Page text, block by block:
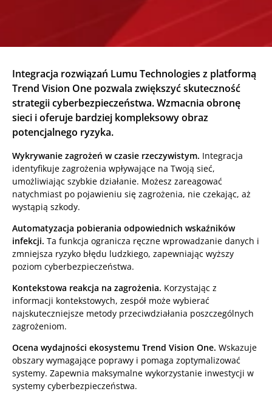
Integracja rozwiązań Lumu Technologies z platformą
Trend Vision One pozwala zwiększyć skuteczność
strategii cyberbezpieczeństwa. Wzmacnia obronę
sieci i oferuje bardziej kompleksowy obraz
potencjalnego ryzyka.
Wykrywanie zagrożeń w czasie rzeczywistym. Integracja
identyfikuje zagrożenia wpływające na Twoją sieć,
umożliwiając szybkie działanie. Możesz zareagować
natychmiast po pojawieniu się zagrożenia, nie czekając, aż
wystąpią szkody.
Automatyzacja pobierania odpowiednich wskaźników
infekcji. Ta funkcja ogranicza ręczne wprowadzanie danych i
zmniejsza ryzyko błędu ludzkiego, zapewniając wyższy
poziom cyberbezpieczeństwa.
Kontekstowa reakcja na zagrożenia. Korzystając z
informacji kontekstowych, zespół może wybierać
najskuteczniejsze metody przeciwdziałania poszczególnych
zagrożeniom.
Ocena wydajności ekosystemu Trend Vision One. Wskazuje
obszary wymagające poprawy i pomaga zoptymalizować
systemy. Zapewnia maksymalne wykorzystanie inwestycji w
systemy cyberbezpieczeństwa.